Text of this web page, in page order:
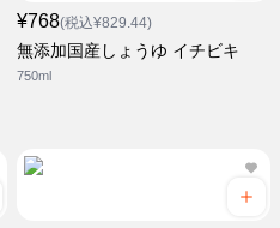
¥768(税込¥829.44)
無添加国産しょうゆ イチビキ
750ml